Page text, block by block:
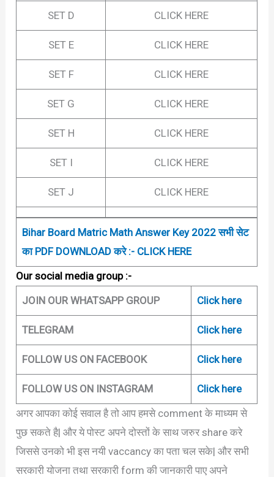
SET D CLICK HERE
SET E CLICK HERE
SET F CLICK HERE
SET G CLICK HERE
SET H CLICK HERE
SET I CLICK HERE
SET J CLICK HERE
Bihar Board Matric Math Answer Key 2022 सभी सेट
का PDF DOWNLOAD करे :- CLICK HERE
Our social media group :-
JOIN OUR WHATSAPP GROUP
Click here
TELEGRAM Click here
FOLLOW US ON FACEBOOK Click here
FOLLOW US ON INSTAGRAM
Click here
अगर आपका कोई सवाल है तो आप हमसे comment के माध्यम से
पुछ सकते है| और ये पोस्ट अपने दोस्तों के साथ जरुर share करे
जिससे उनको भी इस नयी vaccancy का पता चल सके| और सभी
सरकारी योजना तथा सरकारी form की जानकारी पाए अपने